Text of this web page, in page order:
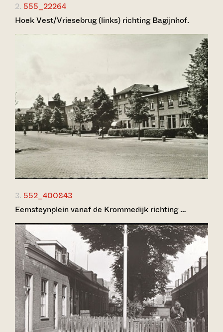
2. 555_22264
Hoek Vest/Vriesebrug (links) richting Bagijnhof.
3. 552_400843
Eemsteynplein vanaf de Krommedijk richting …